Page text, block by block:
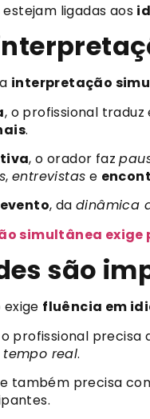
ligadas aos
interpretação
, o profissional
.
, o orador faz
,entrevistas e
, dadinâmica
simultânea
são
exige fluência em
o profissional precisa
tempo real.
também precisa